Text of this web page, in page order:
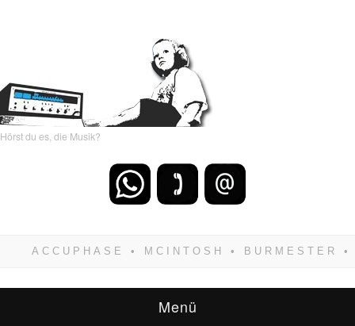
Hörst du es, die Musik?
zwangsläufig siegen! Und noch was: Hifi
Menü